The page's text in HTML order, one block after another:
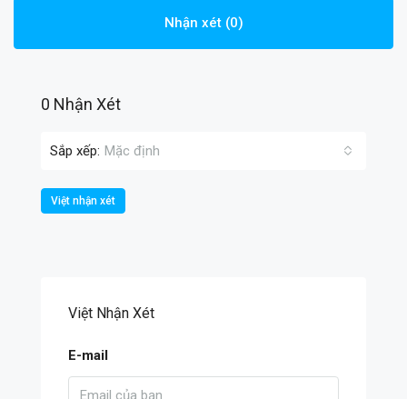
Nhận xét (0)
0 Nhận Xét
Sắp xếp: Mặc định
Việt nhận xét
Việt Nhận Xét
E-mail